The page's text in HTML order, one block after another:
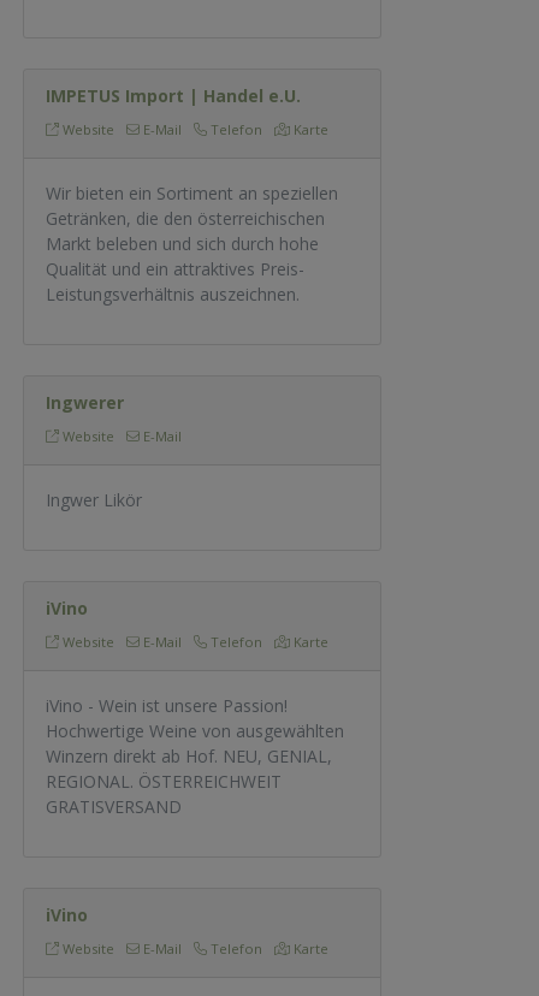
IMPETUS Import | Handel e.U.
Website E-Mail Telefon Karte
Wir bieten ein Sortiment an speziellen
Getränken, die den österreichischen
Markt beleben und sich durch hohe
Qualität und ein attraktives Preis-
Leistungsverhältnis auszeichnen.
Ingwerer
Website E-Mail
Ingwer Likör
iVino
Website E-Mail Telefon Karte
iVino - Wein ist unsere Passion!
Hochwertige Weine von ausgewählten
Winzern direkt ab Hof. NEU, GENIAL,
REGIONAL. ÖSTERREICHWEIT
GRATISVERSAND
iVino
Website E-Mail Telefon Karte